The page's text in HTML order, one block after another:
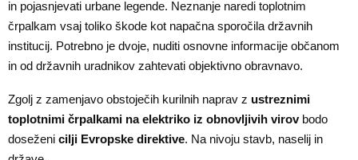
in pojasnjevati urbane legende. Neznanje naredi toplotnim
črpalkam vsaj toliko škode kot napačna sporočila državnih
institucij. Potrebno je dvoje, nuditi osnovne informacije občanom
in od državnih uradnikov zahtevati objektivno obravnavo.
Zgolj z zamenjavo obstoječih kurilnih naprav z ustreznimi
toplotnimi črpalkami na elektriko iz obnovljivih virov bodo
doseženi cilji Evropske direktive. Na nivoju stavb, naselij in